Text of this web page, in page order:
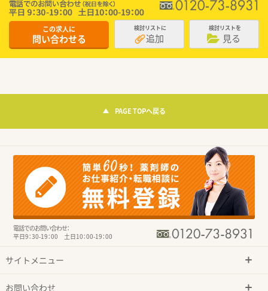
この求人に
問い合わせる
検討リストに
追加
検討リストを
見る
PAGE TOPへ戻る
電話でのお問い合わせ：
平日9：30-19：00 土日10：00-19：00
サイトメニュー
お問い合わせ